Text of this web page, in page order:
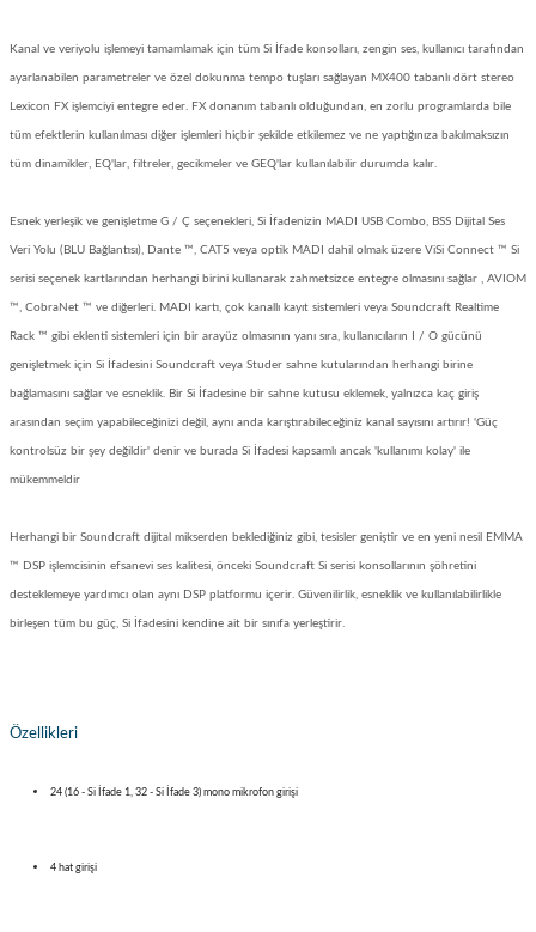
Kanal ve veriyolu işlemeyi tamamlamak için tüm Si İfade konsolları, zengin ses, kullanıcı tarafından
ayarlanabilen parametreler ve özel dokunma tempo tuşları sağlayan MX400 tabanlı dört stereo
Lexicon FX işlemciyi entegre eder. FX donanım tabanlı olduğundan, en zorlu programlarda bile
tüm efektlerin kullanılması diğer işlemleri hiçbir şekilde etkilemez ve ne yaptığınıza bakılmaksızın
tüm dinamikler, EQ'lar, filtreler, gecikmeler ve GEQ'lar kullanılabilir durumda kalır.
Esnek yerleşik ve genişletme G / Ç seçenekleri, Si İfadenizin MADI USB Combo, BSS Dijital Ses
Veri Yolu (BLU Bağlantısı), Dante ™, CAT5 veya optik MADI dahil olmak üzere ViSi Connect ™ Si
serisi seçenek kartlarından herhangi birini kullanarak zahmetsizce entegre olmasını sağlar , AVIOM
™, CobraNet ™ ve diğerleri. MADI kartı, çok kanallı kayıt sistemleri veya Soundcraft Realtime
Rack ™ gibi eklenti sistemleri için bir arayüz olmasının yanı sıra, kullanıcıların I / O gücünü
genişletmek için Si İfadesini Soundcraft veya Studer sahne kutularından herhangi birine
bağlamasını sağlar ve esneklik. Bir Si İfadesine bir sahne kutusu eklemek, yalnızca kaç giriş
arasından seçim yapabileceğinizi değil, aynı anda karıştırabileceğiniz kanal sayısını artırır! 'Güç
kontrolsüz bir şey değildir' denir ve burada Si İfadesi kapsamlı ancak 'kullanımı kolay' ile
mükemmeldir
Herhangi bir Soundcraft dijital mikserden beklediğiniz gibi, tesisler geniştir ve en yeni nesil EMMA
™ DSP işlemcisinin efsanevi ses kalitesi, önceki Soundcraft Si serisi konsollarının şöhretini
desteklemeye yardımcı olan aynı DSP platformu içerir. Güvenilirlik, esneklik ve kullanılabilirlikle
birleşen tüm bu güç, Si İfadesini kendine ait bir sınıfa yerleştirir.
Özellikleri
24 (16 - Si İfade 1, 32 - Si İfade 3) mono mikrofon girişi
4 hat girişi